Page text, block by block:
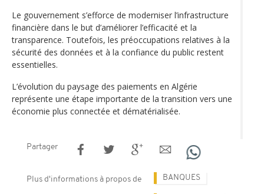
Le gouvernement s’efforce de moderniser l’infrastructure
financière dans le but d’améliorer l’efficacité et la
transparence. Toutefois, les préoccupations relatives à la
sécurité des données et à la confiance du public restent
essentielles.
L’évolution du paysage des paiements en Algérie
représente une étape importante de la transition vers une
économie plus connectée et dématérialisée.
Partager
Plus d'informations à propos de BANQUES